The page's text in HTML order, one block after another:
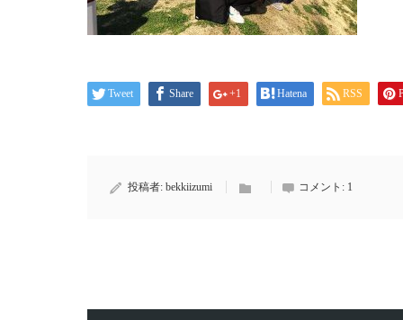
Tweet Share +1 Hatena RSS
投稿者: bekkiizumi コメント: 1